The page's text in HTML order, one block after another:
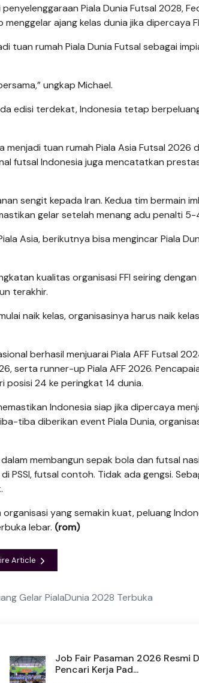
Piala Dunia Futsal 2028,
ajang kelas dunia jika dipercaya
tuan rumah Piala Dunia Futsal sebagai
ungkap Michael.
edisi terdekat, Indonesia tetap
tuan rumah Piala Asia Futsal 2026
futsal Indonesia juga mencatatkan
sengit kepada Iran. Kedua tim bermain
gelar setelah menang adu penalti 5-
Asia, berikutnya bisa mengincar Piala
kualitas organisasi FFI seiring
terakhir.
naik kelas, organisasinya harus naik
berhasil menjuarai Piala AFF Futsal
serta runner-up Piala AFF 2026.
posisi 24 ke peringkat 14 dunia.
Indonesia siap jika dipercaya
tiba diberikan event Piala Dunia,
membangun sepak bola dan futsal
futsal contoh. Tidak ada gengsi.
yang semakin kuat, peluang
lebar. (rom)
Article
Gelar PialaDunia 2028 Terbuka
Job Fair Pasaman 2026 Resmi
Pencari Kerja Pad...